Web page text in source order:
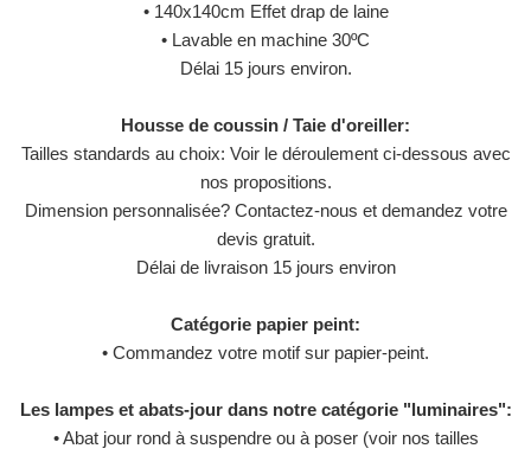
• 140x140cm Effet drap de laine
• Lavable en machine 30ºC
Délai 15 jours environ.
Housse de coussin / Taie d'oreiller:
Tailles standards au choix: Voir le déroulement ci-dessous avec
nos propositions.
Dimension personnalisée? Contactez-nous et demandez votre
devis gratuit.
Délai de livraison 15 jours environ
Catégorie papier peint:
• Commandez votre motif sur papier-peint.
Les lampes et abats-jour dans notre catégorie "luminaires":
• Abat jour rond à suspendre ou à poser (voir nos tailles